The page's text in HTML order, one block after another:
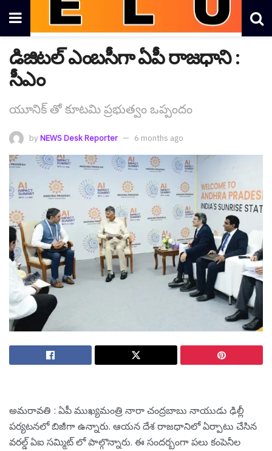
డిజిట‌ల్ ఎంబ‌సీగా ఏపీ రాజ‌ధాని :
సీఎం
యూనిక్ తో కూట‌మి ప్ర‌భుత్వం ఒప్పందం
by NEWS Desk Reporter 6 months ago
అమ‌రావ‌తి : ఏపీ ముఖ్య‌మంత్రి నారా చంద్ర‌బాబు నాయుడు ఢిల్లీ
ప‌ర్య‌ట‌న‌లో బిజీగా ఉన్నారు. ఆయ‌న దేశ రాజ‌ధానిలో ఏర్పాటు చేసిన
వ‌ర‌ల్డ్ ఏఐ స‌మ్మిట్ లో పాల్గొన్నారు. ఈ సంద‌ర్బంగా ప‌లు కంపెనీల